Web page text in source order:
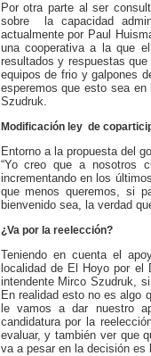
Por otra parte al ser
sobre la capacidad
actualmente por Paul
una cooperativa a la que
resultados y respuestas
equipos de frio y galpones
esperemos que esto sea
Szudruk.
Modificación ley de
Entorno a la propuesta del
“Yo creo que a nosotros
incrementando en los
que menos queremos, si
bienvenido sea, la verdad
¿Va por la reelección?
Teniendo en cuenta el
localidad de El Hoyo por el
intendente Mirco Szudruk,
En realidad esto no es algo
le vamos a dar nuestro
candidatura por la
evaluar, y también ver que
va a pesar en la decisión es